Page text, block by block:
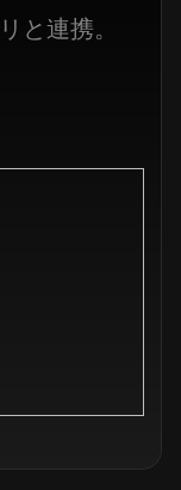
と連携。